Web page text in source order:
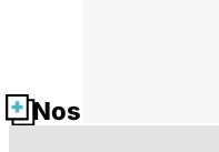
Nos fiches